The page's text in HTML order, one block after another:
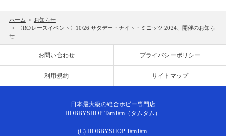
ホーム > お知らせ
>
〈RC/レースイベント〉10/26 サタデー・ナイト・ミニッツ 2024、開催のお知ら
せ
お問い合わせ プライバシーポリシー
利用規約 サイトマップ
日本最大級の総合ホビー専門店
HOBBYSHOP TamTam（タムタム）
(C) HOBBYSHOP TamTam.